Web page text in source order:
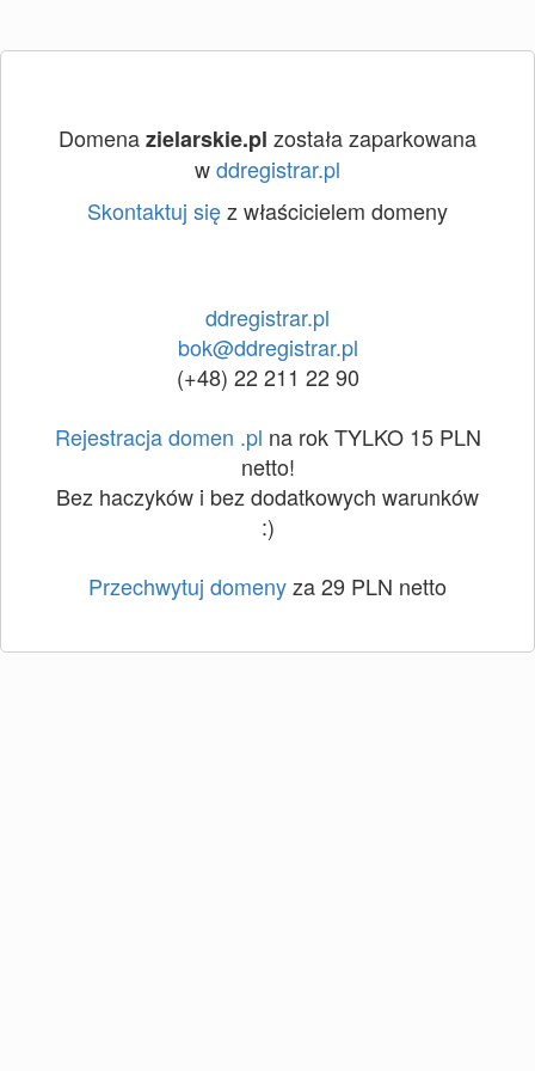
Domenazielarskie.pl została zaparkowana
wddregistrar.pl
Skontaktuj sięz właścicielem domeny
ddregistrar.pl
bok@ddregistrar.pl
(+48) 22 211 22 90
Rejestracja domen .pl na rok TYLKO 15 PLN
netto!
Bez haczyków i bez dodatkowych warunków
:)
Przechwytuj domenyza 29 PLN netto